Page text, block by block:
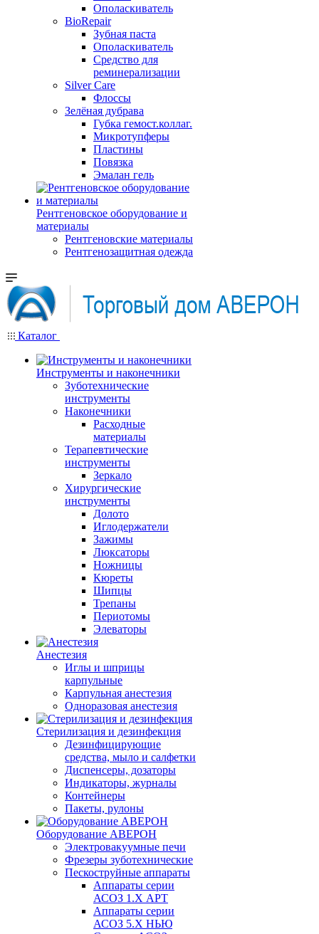
Ополаскиватель
BioRepair
Зубная паста
Ополаскиватель
Средство для
реминерализации
Silver Care
Флоссы
Зелёная дубрава
Губка гемост.коллаг.
Микротупферы
Пластины
Повязка
Эмалан гель
Рентгеновское оборудование и
материалы
Рентгеновские материалы
Рентгенозащитная одежда
Каталог
Инструменты и наконечники
Зуботехнические
инструменты
Наконечники
Расходные
материалы
Терапевтические
инструменты
Зеркало
Хирургические
инструменты
Долото
Иглодержатели
Зажимы
Люксаторы
Ножницы
Кюреты
Шипцы
Трепаны
Периотомы
Элеваторы
Анестезия
Иглы и шприцы
карпульные
Карпульная анестезия
Одноразовая анестезия
Стерилизация и дезинфекция
Дезинфицирующие
средства, мыло и салфетки
Диспенсеры, дозаторы
Индикаторы, журналы
Контейнеры
Пакеты, рулоны
Оборудование АВЕРОН
Электровакуумные печи
Фрезеры зуботехнические
Пескоструйные аппараты
Аппараты серии
АСОЗ 1.Х АРТ
Аппараты серии
АСОЗ 5.Х НЬЮ